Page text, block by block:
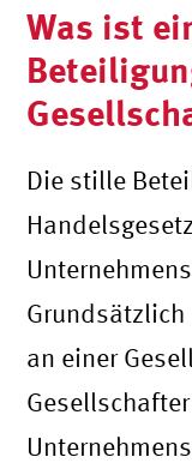
Was ist
Die stille
an einer